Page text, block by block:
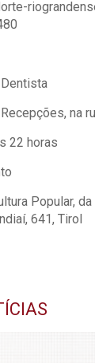
na
22 horas
Popular,
641, Tirol